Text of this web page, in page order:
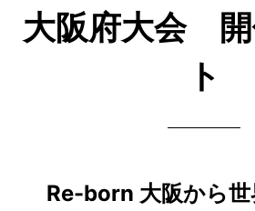
大阪府大会 開
ト
Re-born 大阪から